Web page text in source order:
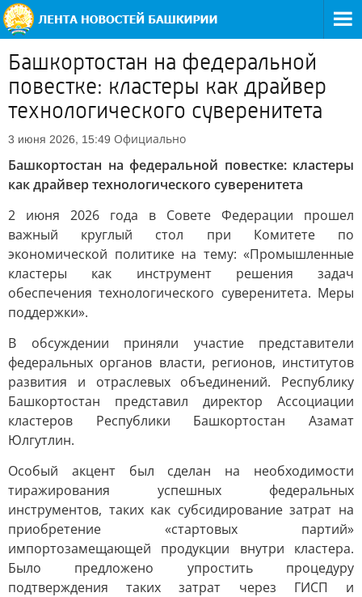
Башкортостан на федеральной
повестке: кластеры как драйвер
технологического суверенитета
3 июня 2026, 15:49 Официально
Башкортостан на федеральной повестке: кластеры
как драйвер технологического суверенитета
2 июня 2026 года в Совете Федерации прошел
важный круглый стол при Комитете по
экономической политике на тему: «Промышленные
кластеры как инструмент решения задач
обеспечения технологического суверенитета. Меры
поддержки».
В обсуждении приняли участие представители
федеральных органов власти, регионов, институтов
развития и отраслевых объединений. Республику
Башкортостан представил директор Ассоциации
кластеров Республики Башкортостан Азамат
Юлгутлин.
Особый акцент был сделан на необходимости
тиражирования успешных федеральных
инструментов, таких как субсидирование затрат на
приобретение «стартовых партий»
импортозамещающей продукции внутри кластера.
Было предложено упростить процедуру
подтверждения таких затрат через ГИСП и